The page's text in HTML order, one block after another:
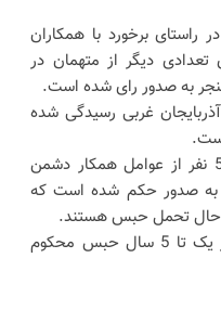
راستای برخورد با همکاران
تعدادی دیگر از متهمان در
به صدور رای شده است.
در استان آذربایجان غربی رسیدگی شده
همچنین در استان فارس، پرونده 59 نفر از عوامل همکار دشمن
به صدور حکم شده است که
حال تحمل حبس هستند.
این افراد با توجه به نوع اتهامات از یک تا 5 سال حبس محکوم